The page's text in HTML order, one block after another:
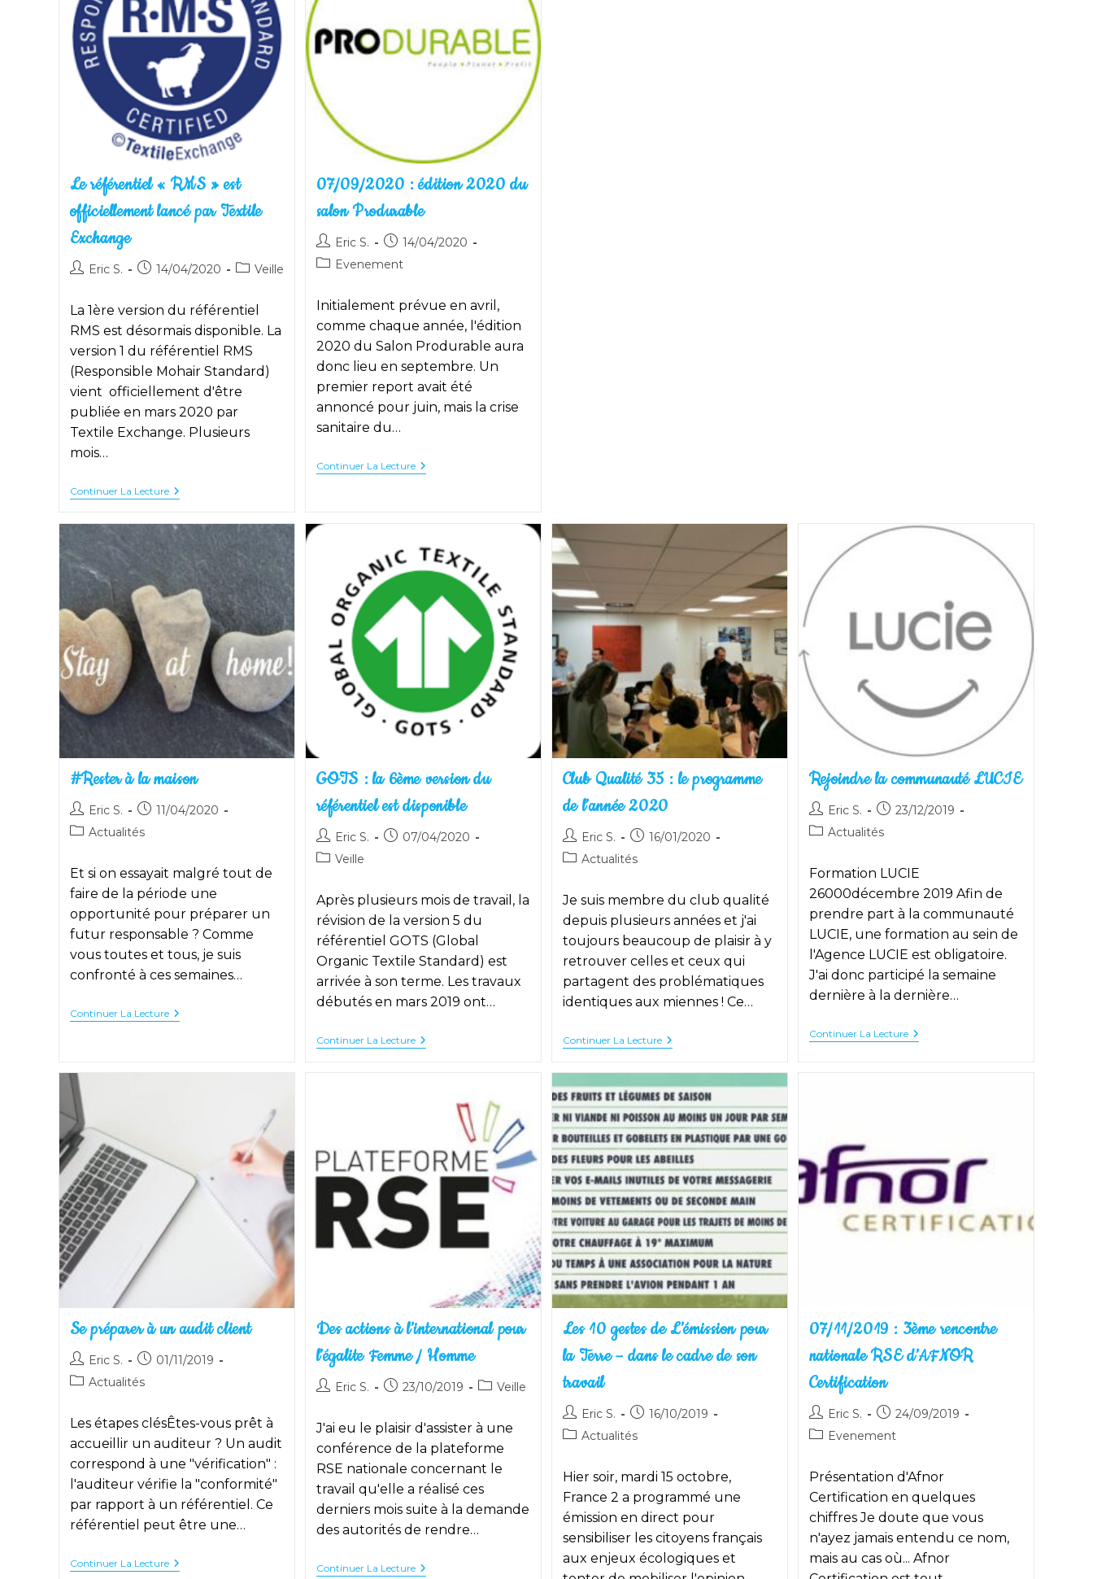
Le référentiel « RMS » est
officiellement lancé par Textile
Exchange
Auteur/autrice
la
publication :
Eric S.
Publication
14/04/2020
PostVeille
La 1ère version du référentiel
RMS est désormais disponible. La
version 1 du référentiel RMS
(Responsible Mohair Standard)
vient officiellement d'être
publiée en mars 2020 par
Textile Exchange. Plusieurs
mois…
Continuer La LectureLe
Référentiel
Est
Officiellement
Lancé
Textile
Exchange
07/09/2020 : édition 2020 du
salon Produrable
Auteur/autrice
de
Eric S.
Publication
publiée :
14/04/2020
PostEvenement
Initialement prévue en avril,
comme chaque année, l'édition
2020 du Salon Produrable aura
donc lieu en septembre. Un
premier report avait été
annoncé pour juin, mais la crise
sanitaire du…
Continuer La Lecture07/09/2020
:
Produrable
#Rester à la maison
Auteur/autrice
de
Eric S.
Publication
publiée :
11/04/2020
PostActualités
Et si on essayait malgré tout de
faire de la période une
opportunité pour préparer un
futur responsable ? Comme
vous toutes et tous, je suis
confronté à ces semaines…
Continuer La Lecture#Rester
À
GOTS : la 6ème version du
référentiel est disponible
Auteur/autrice
de
Eric S.
Publication
07/04/2020
PostVeille
Après plusieurs mois de travail, la
révision de la version 5 du
référentiel GOTS (Global
Organic Textile Standard) est
arrivée à son terme. Les travaux
débutés en mars 2019 ont…
Continuer La LectureGOTS
:
Référentiel
Disponible
Club Qualité 35 : le programme
de l’année 2020
Auteur/autrice
de
Eric S.
Publication
publiée :
16/01/2020
PostActualités
Je suis membre du club qualité
depuis plusieurs années et j'ai
toujours beaucoup de plaisir à y
retrouver celles et ceux qui
partagent des problématiques
identiques aux miennes ! Ce…
Continuer La LectureClub
Qualité
Le
Programme
De
L’année
2020
Rejoindre la communauté LUCIE
Auteur/autrice
de
Eric S.
Publication
publiée :
23/12/2019
PostActualités
Formation LUCIE
26000décembre 2019 Afin de
prendre part à la communauté
LUCIE, une formation au sein de
l'Agence LUCIE est obligatoire.
J'ai donc participé la semaine
dernière à la dernière…
Continuer La LectureRejoindre
La
Se préparer à un audit client
Auteur/autrice
de
Eric S.
Publication
publiée :
01/11/2019
PostActualités
Les étapes clésÊtes-vous prêt à
accueillir un auditeur ? Un audit
correspond à une "vérification" :
l'auditeur vérifie la "conformité"
par rapport à un référentiel. Ce
référentiel peut être une…
Continuer La LectureSe
Des actions à l’international pour
l’égalite Femme / Homme
Auteur/autrice
la
publication :
Eric S.
Publication
23/10/2019
PostVeille
J'ai eu le plaisir d'assister à une
conférence de la plateforme
RSE nationale concernant le
travail qu'elle a réalisé ces
derniers mois suite à la demande
des autorités de rendre…
Continuer La LectureDes
Les 10 gestes de L’émission pour
la Terre – dans le cadre de son
travail
Auteur/autrice
de
Eric S.
Publication
publiée :
16/10/2019
PostActualités
Hier soir, mardi 15 octobre,
France 2 a programmé une
émission en direct pour
sensibiliser les citoyens français
aux enjeux écologiques et
07/11/2019 : 3ème rencontre
nationale RSE d’AFNOR
Certification
Auteur/autrice
de
Eric S.
Publication
publiée :
24/09/2019
PostEvenement
Présentation d'Afnor
Certification en quelques
chiffres Je doute que vous
n'ayez jamais entendu ce nom,
mais au cas où... Afnor